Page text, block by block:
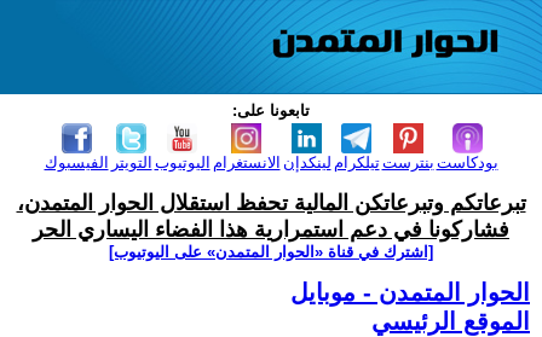
تابعونا على:
الفيسبوك التويتر اليوتيوب الانستغرام لينكدإن تيلكرامبنترست بودكاست
تبرعاتكم وتبرعاتكن المالية تحفظ استقلال الحوار المتمدن،
فشاركونا في دعم استمرارية هذا الفضاء اليساري الحر
[اشترك في قناة ‫«الحوار المتمدن» على اليوتيوب]
الحوار المتمدن - موبايل
الموقع الرئيسي